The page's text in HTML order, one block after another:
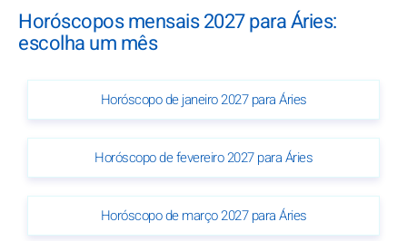
Horóscopos mensais 2027 para Áries:
escolha um mês
Horóscopo de janeiro 2027 para Áries
Horóscopo de fevereiro 2027 para Áries
Horóscopo de março 2027 para Áries